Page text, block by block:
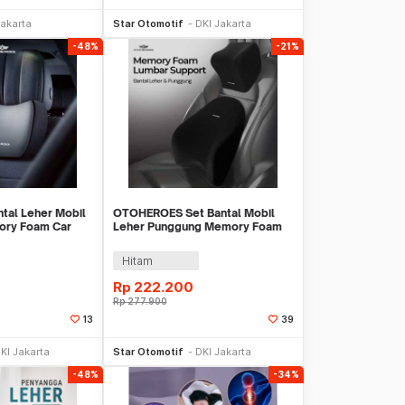
Star Otomotif DKI Jakarta
-48%
Leher Mobil
Foam Car
13
Jakarta
-21%
OTOHEROES Set Bantal Mobil
Leher Punggung Memory Foam
Hitam
Rp 222.200
Rp277.900
39
Star Otomotif DKI Jakarta
-48% -34%